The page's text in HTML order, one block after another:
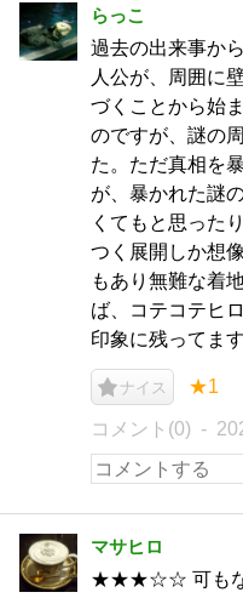
らっこ
過去の出来事か
人公が、周囲に
づくことから始
のですが、謎の
た。ただ真相を
が、暴かれた謎
くてもと思った
つく展開しか想
もあり無難な着
ば、コテコテヒ
印象に残ってます
ナイス ★1
コメント(0)
マサヒロ
★★★☆☆ 可もな